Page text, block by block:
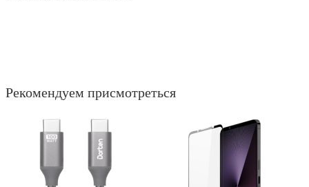
Рекомендуем присмотреться